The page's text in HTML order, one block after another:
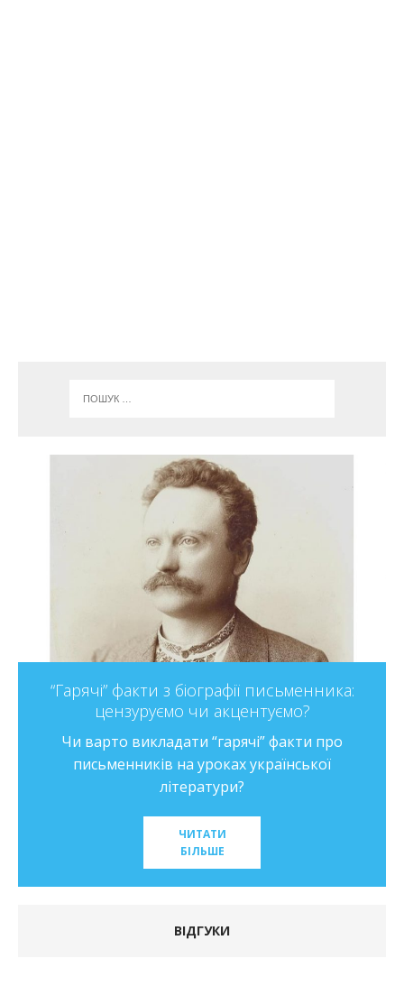
“Гарячі” факти з біографії письменника:
цензуруємо чи акцентуємо?
Чи варто викладати “гарячі” факти про
письменників на уроках української
літератури?
ЧИТАТИ
БІЛЬШЕ
ВІДГУКИ